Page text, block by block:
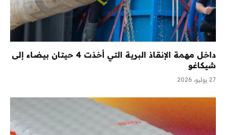
داخل مهمة الإنقاذ البرية التي أخذت 4 حيتان بيضاء إلى
شيكاغو
27 يوليو، 2026